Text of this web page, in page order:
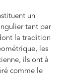
un
tant par
la tradition
les
ils ont à
comme le